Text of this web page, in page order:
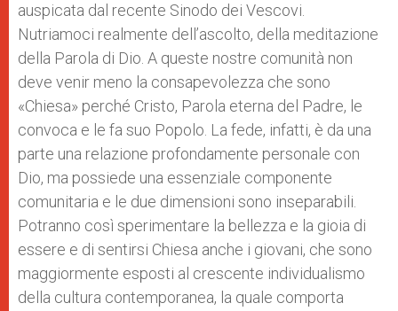
auspicata dal recente Sinodo dei Vescovi.
Nutriamoci realmente dell’ascolto, della meditazione
della Parola di Dio. A queste nostre comunità non
deve venir meno la consapevolezza che sono
«Chiesa» perché Cristo, Parola eterna del Padre, le
convoca e le fa suo Popolo. La fede, infatti, è da una
parte una relazione profondamente personale con
Dio, ma possiede una essenziale componente
comunitaria e le due dimensioni sono inseparabili.
Potranno così sperimentare la bellezza e la gioia di
essere e di sentirsi Chiesa anche i giovani, che sono
maggiormente esposti al crescente individualismo
della cultura contemporanea, la quale comporta